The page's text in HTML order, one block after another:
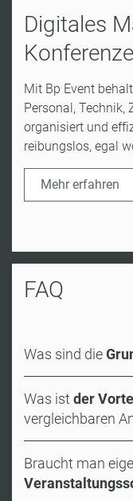
Digitales
Mit Bp Event
Personal,
organisiert und
reibungslos, egal
Mehr erfahren
FAQ
Was sind die
Was ist der
vergleichbaren
Braucht man